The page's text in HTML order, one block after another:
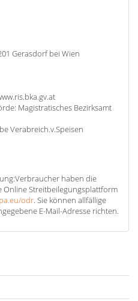
Gerasdorf bei Wien
Magistratisches Bezirksamt
Verabreich.v.Speisen
haben die
Online Streitbeilegungsplattform
odr. Sie können allfällige
E-Mail-Adresse richten.